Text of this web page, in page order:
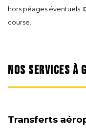
hors péages éventuels.
course.
NOS SERVICES À
Transferts